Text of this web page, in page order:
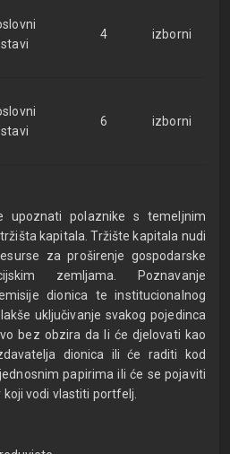
4 izborni
6 izborni
polaznike s temeljnim
kapitala. Tržište kapitala nudi
za proširenje gospodarske
zemljama. Poznavanje
dionica te institucionalnog
uključivanje svakog pojedinca
bez obzira da li će djelovati kao
dionica ili će raditi kod
papirima ili će se pojaviti
vodi vlastiti portfelj.